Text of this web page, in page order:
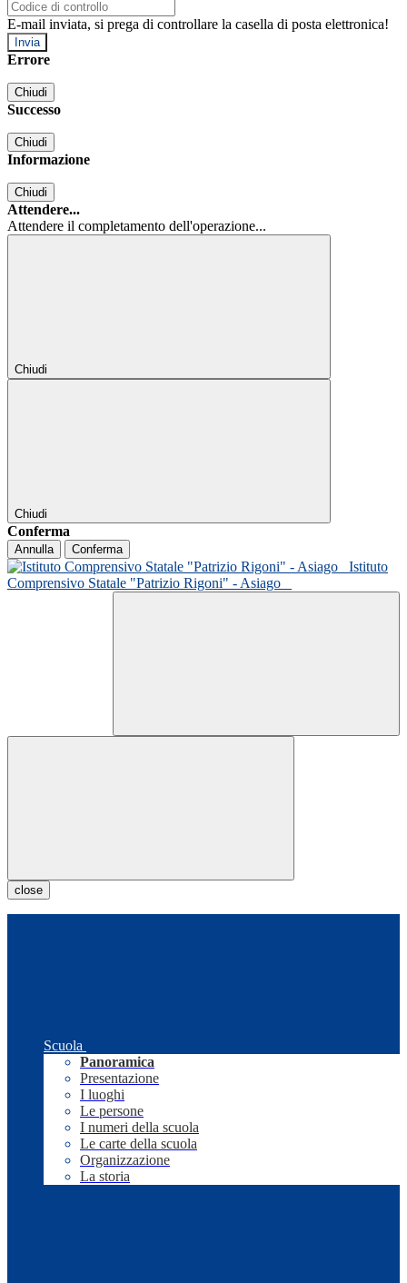
E-mail inviata, si prega di controllare la casella di posta elettronica!
Errore
Chiudi
Successo
Chiudi
Informazione
Chiudi
Attendere...
Attendere il completamento dell'operazione...
Chiudi
Chiudi
Conferma
Annulla Conferma
Istituto
Comprensivo Statale "Patrizio Rigoni" - Asiago
close
Scuola
Panoramica
Presentazione
I luoghi
Le persone
I numeri della scuola
Le carte della scuola
Organizzazione
La storia